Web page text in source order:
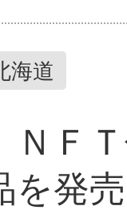
海道
Ｆ
を発売